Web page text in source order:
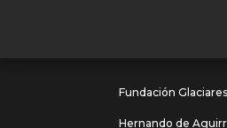
Fundación
Hernando de